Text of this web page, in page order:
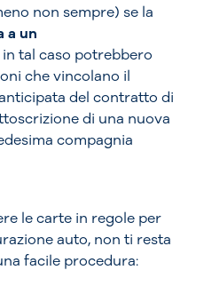
non sempre) se la
a un
in tal caso potrebbero
che vincolano il
del contratto di
di una nuova
compagnia
le carte in regole per
auto, non ti resta
facile procedura: